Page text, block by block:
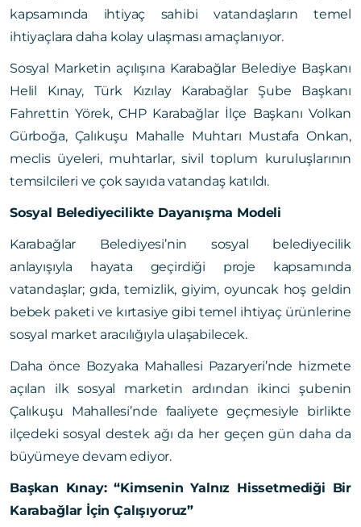
kapsamında ihtiyaç sahibi vatandaşların temel
ihtiyaçlara daha kolay ulaşması amaçlanıyor.
Sosyal Marketin açılışına Karabağlar Belediye Başkanı
Helil Kınay, Türk Kızılay Karabağlar Şube Başkanı
Fahrettin Yörek, CHP Karabağlar İlçe Başkanı Volkan
Gürboğa, Çalıkuşu Mahalle Muhtarı Mustafa Onkan,
meclis üyeleri, muhtarlar, sivil toplum kuruluşlarının
temsilcileri ve çok sayıda vatandaş katıldı.
Sosyal Belediyecilikte Dayanışma Modeli
Karabağlar Belediyesi’nin sosyal belediyecilik
anlayışıyla hayata geçirdiği proje kapsamında
vatandaşlar; gıda, temizlik, giyim, oyuncak hoş geldin
bebek paketi ve kırtasiye gibi temel ihtiyaç ürünlerine
sosyal market aracılığıyla ulaşabilecek.
Daha önce Bozyaka Mahallesi Pazaryeri’nde hizmete
açılan ilk sosyal marketin ardından ikinci şubenin
Çalıkuşu Mahallesi’nde faaliyete geçmesiyle birlikte
ilçedeki sosyal destek ağı da her geçen gün daha da
büyümeye devam ediyor.
Başkan Kınay: “Kimsenin Yalnız Hissetmediği Bir
Karabağlar İçin Çalışıyoruz”